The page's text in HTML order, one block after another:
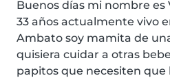
Buenos días mi nombre es
33 años actualmente vivo
Ambato soy mamita de
quisiera cuidar a otras
papitos que necesiten que